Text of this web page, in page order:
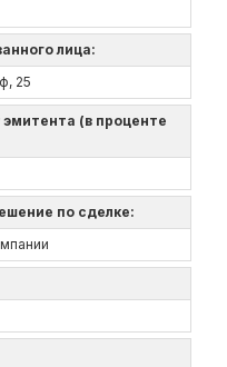
лица:
25
(в проценте
по сделке: